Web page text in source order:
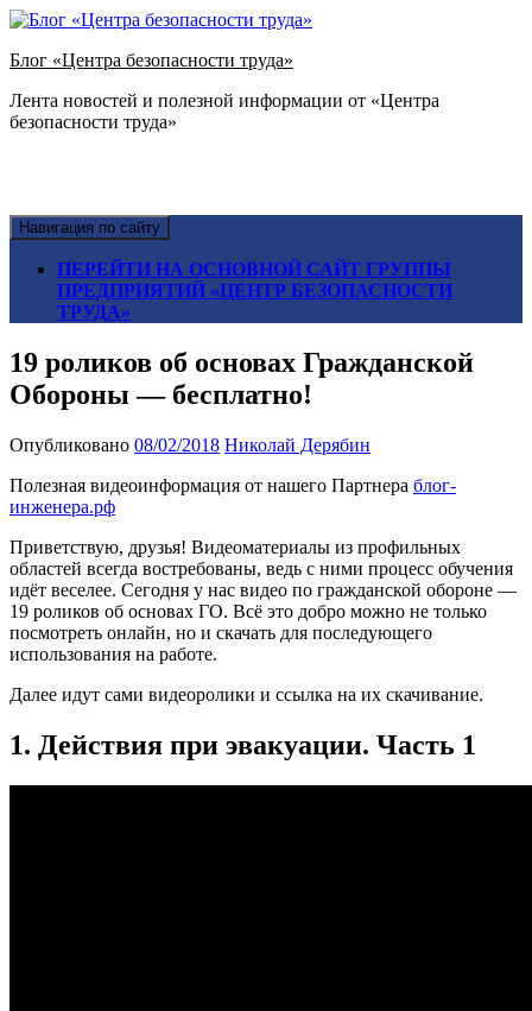
Блог «Центра безопасности труда»
Лента новостей и полезной информации от «Центра
безопасности труда»
Навигация по сайту
ПЕРЕЙТИ НА ОСНОВНОЙ САЙТ ГРУППЫ
ПРЕДПРИЯТИЙ «ЦЕНТР БЕЗОПАСНОСТИ
ТРУДА»
19 роликов об основах Гражданской
Обороны — бесплатно!
Опубликовано 08/02/2018 Николай Дерябин
Полезная видеоинформация от нашего Партнера блог-
инженера.рф
Приветствую, друзья! Видеоматериалы из профильных
областей всегда востребованы, ведь с ними процесс обучения
идёт веселее. Сегодня у нас видео по гражданской обороне —
19 роликов об основах ГО. Всё это добро можно не только
посмотреть онлайн, но и скачать для последующего
использования на работе.
Далее идут сами видеоролики и ссылка на их скачивание.
1. Действия при эвакуации. Часть 1